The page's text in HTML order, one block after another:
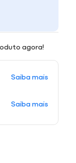
agora!
Saiba mais
Saiba mais